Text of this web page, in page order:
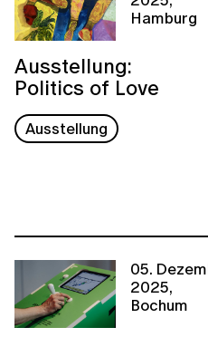
Hamburg
Ausstellung:
Politics of Love
Ausstellung
05.
2025,
Bochum